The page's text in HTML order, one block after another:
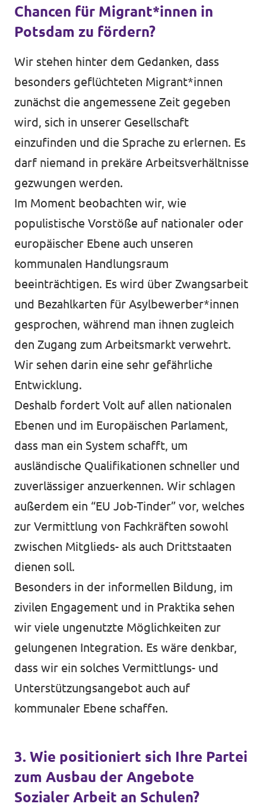
Chancen für Migrant*innen in
Potsdam zu fördern?
Wir stehen hinter dem Gedanken, dass
besonders geflüchteten Migrant*innen
zunächst die angemessene Zeit gegeben
wird, sich in unserer Gesellschaft
einzufinden und die Sprache zu erlernen. Es
darf niemand in prekäre Arbeitsverhältnisse
gezwungen werden.
Im Moment beobachten wir, wie
populistische Vorstöße auf nationaler oder
europäischer Ebene auch unseren
kommunalen Handlungsraum
beeinträchtigen. Es wird über Zwangsarbeit
und Bezahlkarten für Asylbewerber*innen
gesprochen, während man ihnen zugleich
den Zugang zum Arbeitsmarkt verwehrt.
Wir sehen darin eine sehr gefährliche
Entwicklung.
Deshalb fordert Volt auf allen nationalen
Ebenen und im Europäischen Parlament,
dass man ein System schafft, um
ausländische Qualifikationen schneller und
zuverlässiger anzuerkennen. Wir schlagen
außerdem ein “EU Job-Tinder” vor, welches
zur Vermittlung von Fachkräften sowohl
zwischen Mitglieds- als auch Drittstaaten
dienen soll.
Besonders in der informellen Bildung, im
zivilen Engagement und in Praktika sehen
wir viele ungenutzte Möglichkeiten zur
gelungenen Integration. Es wäre denkbar,
dass wir ein solches Vermittlungs- und
Unterstützungsangebot auch auf
kommunaler Ebene schaffen.
3. Wie positioniert sich Ihre Partei
zum Ausbau der Angebote
Sozialer Arbeit an Schulen?